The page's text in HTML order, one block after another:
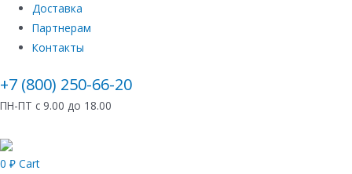
Доставка
Партнерам
Контакты
+7 (800) 250-66-20
ПН-ПТ с 9.00 до 18.00
0 ₽ Cart